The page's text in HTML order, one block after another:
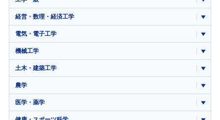
経営・数理・経済工学
電気・電子工学
機械工学
土木・建築工学
農学
医学・薬学